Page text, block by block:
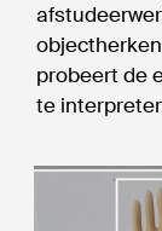
probeert de
te